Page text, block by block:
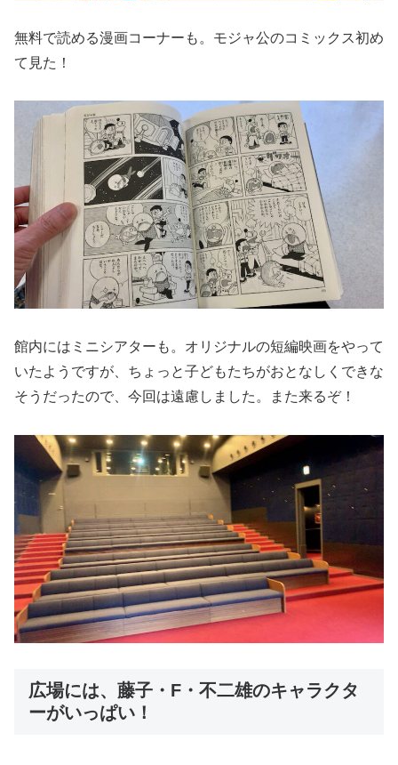
無料で読める漫画コーナーも。モジャ公のコミックス初め
て見た！
館内にはミニシアターも。オリジナルの短編映画をやって
いたようですが、ちょっと子どもたちがおとなしくできな
そうだったので、今回は遠慮しました。また来るぞ！
広場には、藤子・F・不二雄のキャラクタ
ーがいっぱい！